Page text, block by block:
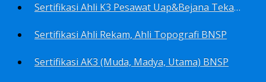
Sertifikasi Ahli K3 Pesawat Uap&Bejana Tekan BNSP
Sertifikasi Ahli Rekam, Ahli Topografi BNSP
Sertifikasi AK3 (Muda, Madya, Utama) BNSP